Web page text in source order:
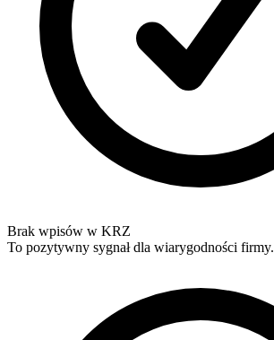
Brak wpisów w KRZ
To pozytywny sygnał dla wiarygodności firmy.